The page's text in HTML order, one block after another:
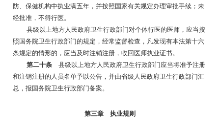
防、保健机构中执业满五年，并按照国家有关规定办理审批手续；未
经批准，不得行医。
县级以上地方人民政府卫生行政部门对个体行医的医师，应当按
照国务院卫生行政部门的规定，经常监督检查，凡发现有本法第十六
条规定的情形的，应当及时注销注册，收回医师执业证书。
第二十条
县级以上地方人民政府卫生行政部门应当将准予注册
和注销注册的人员名单予以公告，并由省级人民政府卫生行政部门汇
总，报国务院卫生行政部门备案。
第三章 执业规则